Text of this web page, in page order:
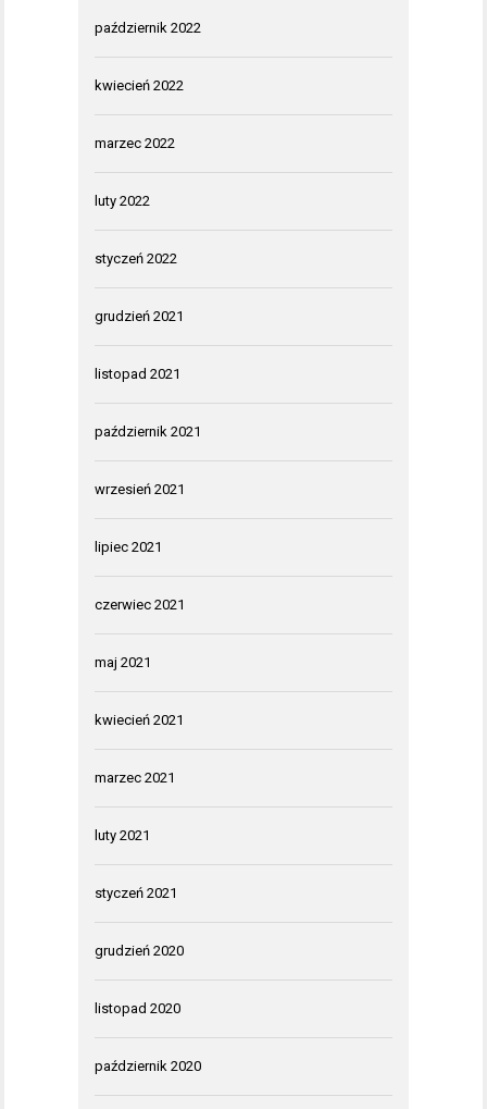
październik 2022
kwiecień 2022
marzec 2022
luty 2022
styczeń 2022
grudzień 2021
listopad 2021
październik 2021
wrzesień 2021
lipiec 2021
czerwiec 2021
maj 2021
kwiecień 2021
marzec 2021
luty 2021
styczeń 2021
grudzień 2020
listopad 2020
październik 2020